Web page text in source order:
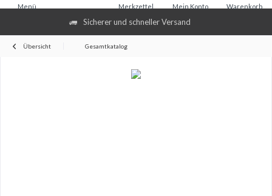
Sicherer und schneller Versand
Warenkorb
Merkzettel Mein Konto
Menü
Übersicht Gesamtkatalog